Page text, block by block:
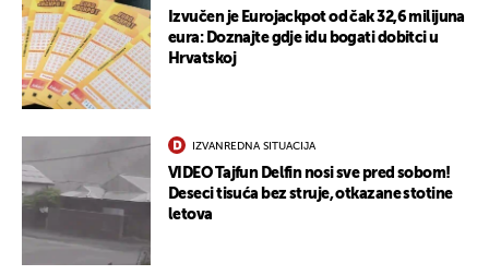
Izvučen je Eurojackpot od čak 32,6 milijuna
eura: Doznajte gdje idu bogati dobitci u
Hrvatskoj
IZVANREDNA SITUACIJA
VIDEO Tajfun Delfin nosi sve pred sobom!
Deseci tisuća bez struje, otkazane stotine
letova
UKLJUČITE NOTIFIKACIJE